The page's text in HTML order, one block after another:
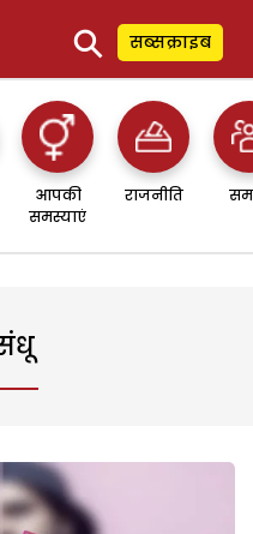
⚲ सब्सक्राइब
आपकी
समस्याएं
राजनीति
संधू